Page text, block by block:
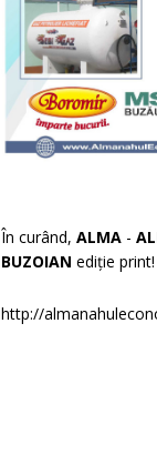
În curând, ALMA -
BUZOIAN ediție print!
http://